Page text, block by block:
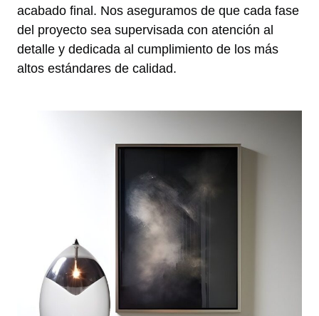
acabado final. Nos aseguramos de que cada fase
del proyecto sea supervisada con atención al
detalle y dedicada al cumplimiento de los más
altos estándares de calidad.